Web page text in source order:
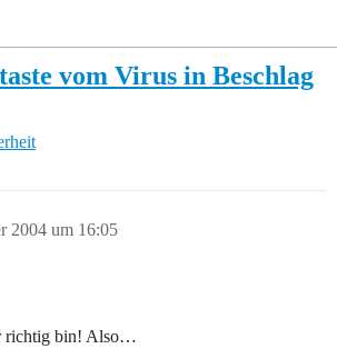
vom Virus in Beschlag
2004 um 16:05
richtig bin! Also…